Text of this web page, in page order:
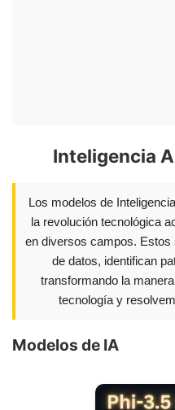
Inteligencia
Los modelos de
la revolución tecnológica
en diversos campos.
de datos, identifican
transformando la
tecnología y
Modelos de IA